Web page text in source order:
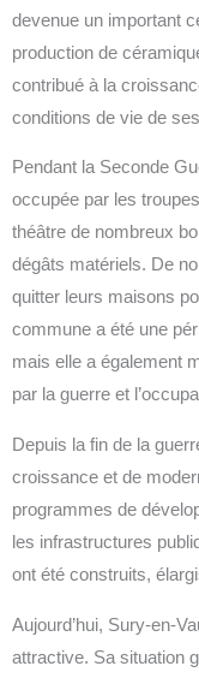
devenue un important
production de
contribué à la
conditions de vie de
Pendant la Seconde
occupée par les
théâtre de nombreux
dégâts matériels. De
quitter leurs maisons
commune a été une
mais elle a également
par la guerre et
Depuis la fin de la
croissance et de
programmes de
les infrastructures
ont été construits,
Aujourd’hui, Sury-en-
attractive. Sa situation